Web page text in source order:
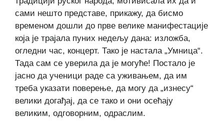
сами нешто представе, прикажу, да бисмо
временом дошли до прве велике манифестације
која је трајала пуних недељу дана: изложба,
огледни час, концерт. Тако је настала „Умница“.
Тада сам се уверила да је могуће! Постало је
јасно да ученици раде са уживањем, да им
треба указати поверење, да могу да „изнесу“
велики догађај, да се тако и они осећају
великим, одговорним, одраслим.